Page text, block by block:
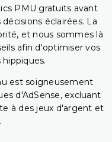
PMU gratuits avant
éclairées. La
et nous sommes là
afin d'optimiser vos
hippiques.
est soigneusement
d'AdSense, excluant
à des jeux d'argent et